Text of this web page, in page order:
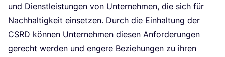
und Dienst­leis­tun­gen von Unter­neh­men, die sich für
Nach­hal­tig­keit ein­set­zen. Durch die Ein­hal­tung der
CSRD kön­nen Unter­neh­men die­sen Anfor­de­run­gen
gerecht wer­den und enge­re Bezie­hun­gen zu ihren